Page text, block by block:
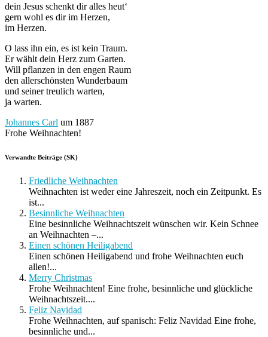
dein Jesus schenkt dir alles heut‘
gern wohl es dir im Herzen,
im Herzen.
O lass ihn ein, es ist kein Traum.
Er wählt dein Herz zum Garten.
Will pflanzen in den engen Raum
den allerschönsten Wunderbaum
und seiner treulich warten,
ja warten.
Johannes Carl um 1887
Frohe Weihnachten!
Verwandte Beiträge (SK)
Friedliche Weihnachten
Weihnachten ist weder eine Jahreszeit, noch ein Zeitpunkt. Es
ist...
Besinnliche Weihnachten
Eine besinnliche Weihnachtszeit wünschen wir. Kein Schnee
an Weihnachten –...
Einen schönen Heiligabend
Einen schönen Heiligabend und frohe Weihnachten euch
allen!...
Merry Christmas
Frohe Weihnachten! Eine frohe, besinnliche und glückliche
Weihnachtszeit....
Feliz Navidad
Frohe Weihnachten, auf spanisch: Feliz Navidad Eine frohe,
besinnliche und...